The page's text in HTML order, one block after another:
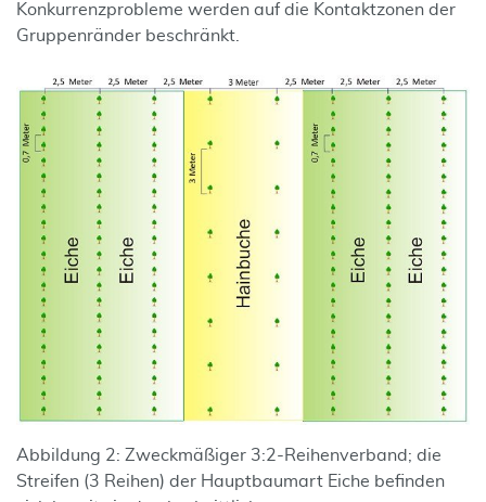
Konkurrenzprobleme werden auf die Kontaktzonen der
Gruppenränder beschränkt.
Abbildung 2: Zweckmäßiger 3:2-Reihenverband; die
Streifen (3 Reihen) der Hauptbaumart Eiche befinden